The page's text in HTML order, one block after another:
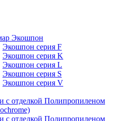
Экошпон
Экошпон серия F
Экошпон серия K
Экошпон серия L
Экошпон серия S
Экошпон серия V
с отделкой Полипропиленом
с отделкой Полипропиленом